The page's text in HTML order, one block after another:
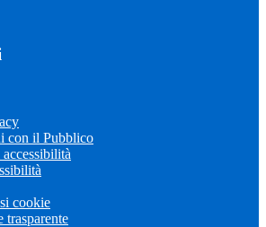
con il Pubblico
cookie
trasparente